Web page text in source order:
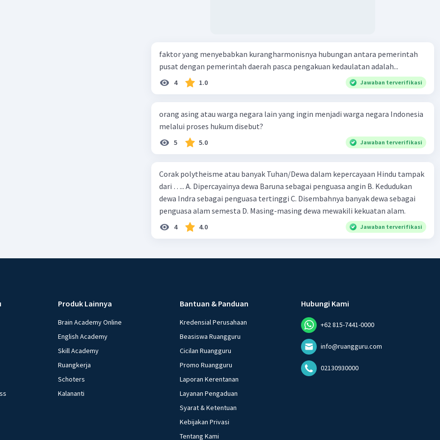
faktor yang menyebabkan kurangharmonisnya hubungan antara pemerintah
pusat dengan pemerintah daerah pasca pengakuan kedaulatan adalah...
4 1.0 Jawaban terverifikasi
orang asing atau warga negara lain yang ingin menjadi warga negara Indonesia
melalui proses hukum disebut?
5 5.0 Jawaban terverifikasi
Corak polytheisme atau banyak Tuhan/Dewa dalam kepercayaan Hindu tampak
dari ….. A. Dipercayainya dewa Baruna sebagai penguasa angin B. Kedudukan
dewa Indra sebagai penguasa tertinggi C. Disembahnya banyak dewa sebagai
penguasa alam semesta D. Masing-masing dewa mewakili kekuatan alam.
4 4.0 Jawaban terverifikasi
Produk Lainnya
Brain Academy Online
English Academy
Skill Academy
Ruangkerja
Schoters
Kalananti
Bantuan & Panduan
Kredensial Perusahaan
Beasiswa Ruangguru
Cicilan Ruangguru
Promo Ruangguru
Laporan Kerentanan
Layanan Pengaduan
Syarat & Ketentuan
Kebijakan Privasi
Tentang Kami
Hubungi Kami
+62 815-7441-0000
info@ruangguru.com
02130930000